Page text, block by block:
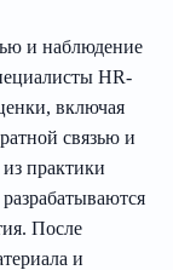
и наблюдение
HR-
включая
связью и
практики
После
и